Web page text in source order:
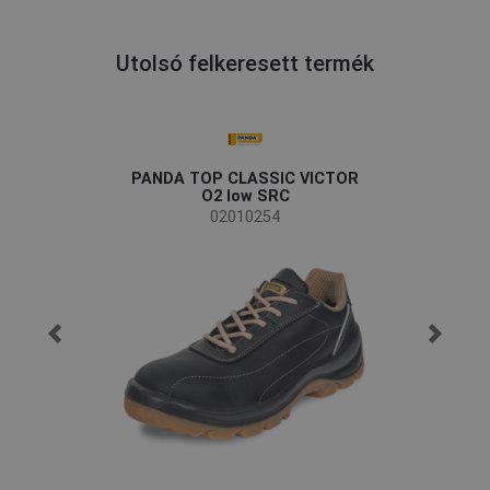
Utolsó felkeresett termék
PANDA TOP CLASSIC VICTOR
O2 low SRC
02010254